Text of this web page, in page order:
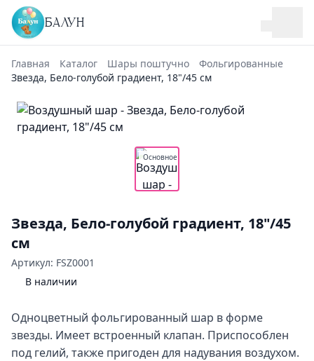
БАЛУН
Главная Каталог Шары поштучно
Фольгированные
Звезда, Бело-голубой градиент, 18"/45 см
Основное
Звезда, Бело-голубой градиент, 18"/45
см
Артикул: FSZ0001
В наличии
Одноцветный фольгированный шар в форме
звезды. Имеет встроенный клапан. Приспособлен
под гелий, также пригоден для надувания воздухом.